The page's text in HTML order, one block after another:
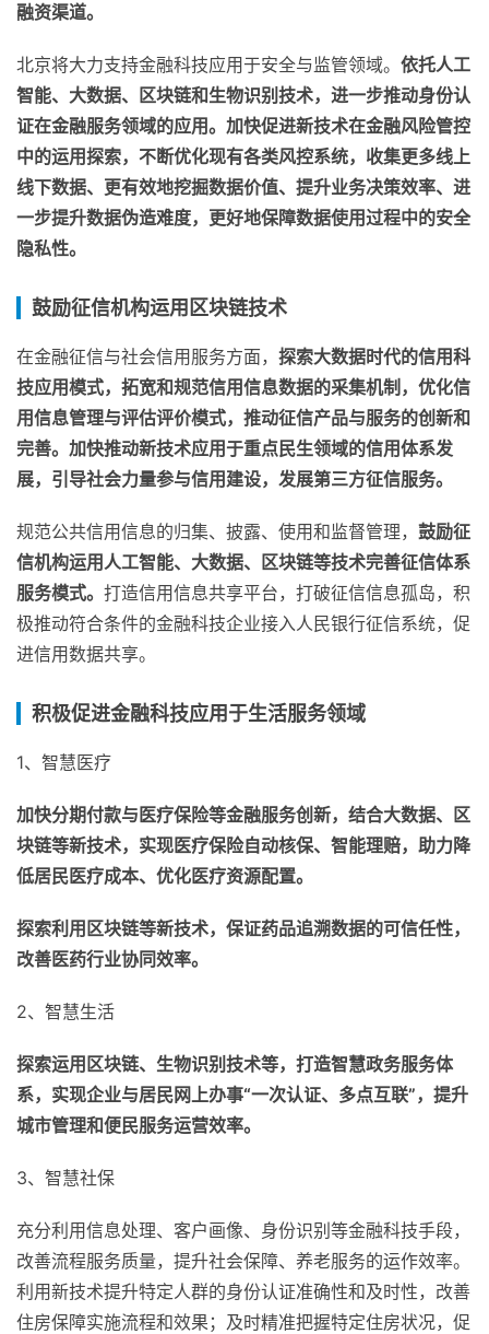
融资渠道。
北京将大力支持金融科技应用于安全与监管领域。 依托人工
智能、大数据、区块链和生物识别技术，进一步推动身份认
证在金融服务领域的应用。加快促进新技术在金融风险管控
中的运用探索，不断优化现有各类风控系统，收集更多线上
线下数据、更有效地挖掘数据价值、提升业务决策效率、进
一步提升数据伪造难度，更好地保障数据使用过程中的安全
隐私性。
鼓励征信机构运用区块链技术
在金融征信与社会信用服务方面， 探索大数据时代的信用科
技应用模式，拓宽和规范信用信息数据的采集机制，优化信
用信息管理与评估评价模式，推动征信产品与服务的创新和
完善。加快推动新技术应用于重点民生领域的信用体系发
展，引导社会力量参与信用建设，发展第三方征信服务。
规范公共信用信息的归集、披露、使用和监督管理， 鼓励征
信机构运用人工智能、大数据、区块链等技术完善征信体系
服务模式。 打造信用信息共享平台，打破征信信息孤岛，积
极推动符合条件的金融科技企业接入人民银行征信系统，促
进信用数据共享。
积极促进金融科技应用于生活服务领域
1、智慧医疗
加快分期付款与医疗保险等金融服务创新，结合大数据、区
块链等新技术，实现医疗保险自动核保、智能理赔，助力降
低居民医疗成本、优化医疗资源配置。
探索利用区块链等新技术，保证药品追溯数据的可信任性，
改善医药行业协同效率。
2、智慧生活
探索运用区块链、生物识别技术等，打造智慧政务服务体
系，实现企业与居民网上办事“一次认证、多点互联”，提升
城市管理和便民服务运营效率。
3、智慧社保
充分利用信息处理、客户画像、身份识别等金融科技手段，
改善流程服务质量，提升社会保障、养老服务的运作效率。
利用新技术提升特定人群的身份认证准确性和及时性，改善
住房保障实施流程和效果；及时精准把握特定住房状况，促